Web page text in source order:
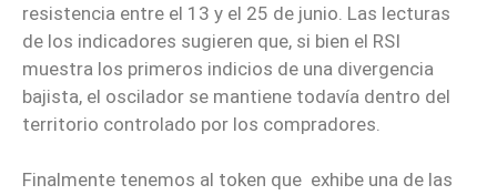
resistencia entre el 13 y el 25 de junio. Las lecturas
de los indicadores sugieren que, si bien el RSI
muestra los primeros indicios de una divergencia
bajista, el oscilador se mantiene todavía dentro del
territorio controlado por los compradores.
Finalmente tenemos al token que exhibe una de las